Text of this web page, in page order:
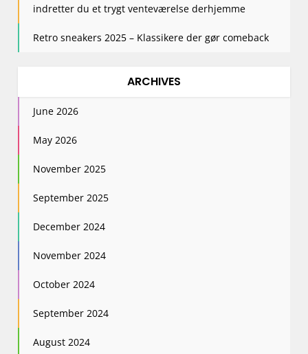
indretter du et trygt venteværelse derhjemme
Retro sneakers 2025 – Klassikere der gør comeback
ARCHIVES
June 2026
May 2026
November 2025
September 2025
December 2024
November 2024
October 2024
September 2024
August 2024